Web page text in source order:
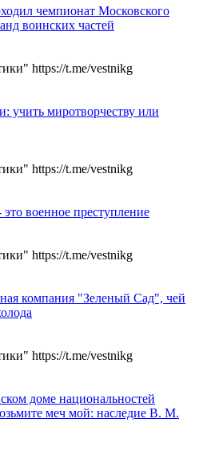
чемпионат Московского
воинских частей
https://t.me/vestnikg
учить миротворчеству или
https://t.me/vestnikg
военное преступление
https://t.me/vestnikg
компания "Зеленый Сад", чей
https://t.me/vestnikg
доме национальностей
меч мой: наследие В. М.